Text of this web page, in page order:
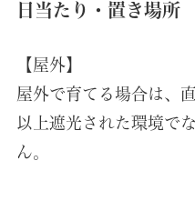
日当たり・置き場所
【屋外】
屋外で育てる場合は、
以上遮光された環境で
ん。